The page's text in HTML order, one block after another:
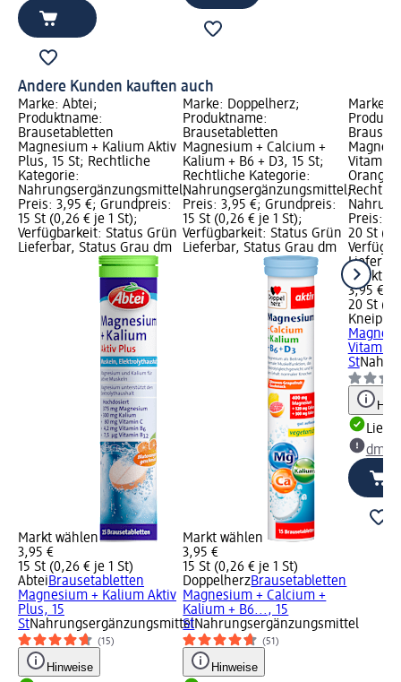
Andere Kunden kauften auch
Marke: Abtei;
Produktname:
Brausetabletten
Magnesium + Kalium Aktiv
Plus, 15 St; Rechtliche
Kategorie:
Nahrungsergänzungsmittel;
Preis: 3,95 €; Grundpreis:
15 St (0,26 € je 1 St);
Verfügbarkeit: Status Grün
Lieferbar, Status Grau dm
Markt wählen
3,95 €
15 St (0,26 € je 1 St)
AbteiBrausetabletten
Magnesium + Kalium Aktiv
Plus, 15
StNahrungsergänzungsmittel
(15)
Hinweise
Marke: Doppelherz;
Produktname:
Brausetabletten
Magnesium + Calcium +
Kalium + B6 + D3, 15 St;
Rechtliche Kategorie:
Nahrungsergänzungsmittel;
Preis: 3,95 €; Grundpreis:
15 St (0,26 € je 1 St);
Verfügbarkeit: Status Grün
Lieferbar, Status Grau dm
Markt wählen
3,95 €
15 St (0,26 € je 1 St)
DoppelherzBrausetabletten
Magnesium + Calcium +
Kalium + B6..., 15
StNahrungsergänzungsmittel
(51)
Hinweise
Marke:
Vitamin
Preis:
20 St
Markt
3,95 €
20 St
Kneipp
Vitamin
St
dm